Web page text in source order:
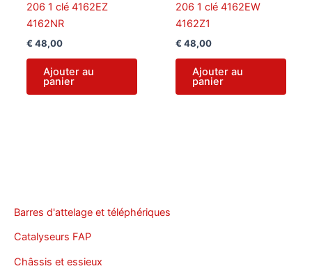
Barres d'attelage et téléphériques
Catalyseurs FAP
Châssis et essieux
206 1 clé 4162EZ
4162NR
€ 48,00
Ajouter au
panier
206 1 clé 4162EW
4162Z1
€ 48,00
Ajouter au
panier